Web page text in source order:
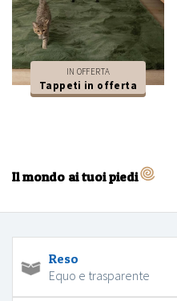
IN OFFERTA
Tappeti in offerta
Il mondo ai tuoi piedi
Reso
Equo e trasparente